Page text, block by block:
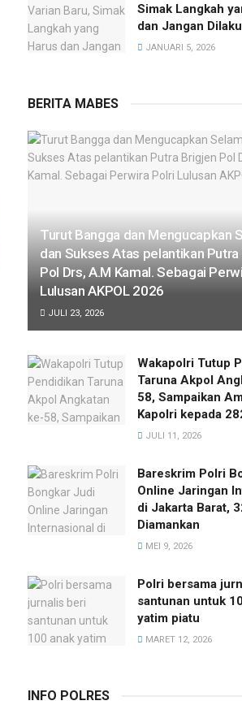
Simak Langkah
dan Jangan
JANUARI 5, 2026
BERITA MABES
Turut Bangga dan Mengucapkan
dan Sukses Atas pelantikan
Pol Drs, A.M Kamal. Sebagai
Lulusan AKPOL 2026
JULI 23, 2026
Wakapolri Tutup
Taruna Akpol
58, Sampaikan
Kapolri kepada
JULI 11, 2026
Bareskrim Polri
Online Jaringan
di Jakarta Barat,
Diamankan
MEI 9, 2026
Polri bersama
santunan untuk
yatim piatu
MARET 12, 2026
INFO POLRES